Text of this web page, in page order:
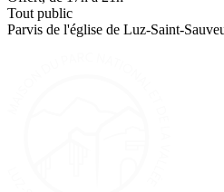
Tout public
Parvis de l'église de Luz-Saint-